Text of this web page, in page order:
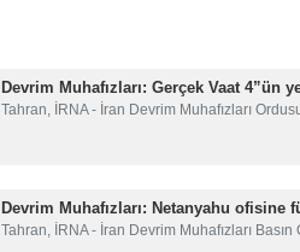
Devrim Muhafızları: Gerçek Vaat 4”ün
Tahran, İRNA - İran Devrim Muhafızları
Devrim Muhafızları: Netanyahu ofisine
Tahran, İRNA - İran Devrim Muhafızları